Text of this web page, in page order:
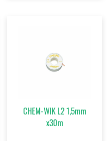
CHEM-WIK L2 1,5mm
x30m